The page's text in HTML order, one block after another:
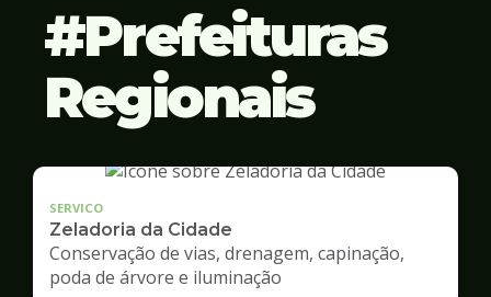
Prefeituras
Regionais
SERVICO
Zeladoria da Cidade
Conservação de vias, drenagem, capinação,
poda de árvore e iluminação